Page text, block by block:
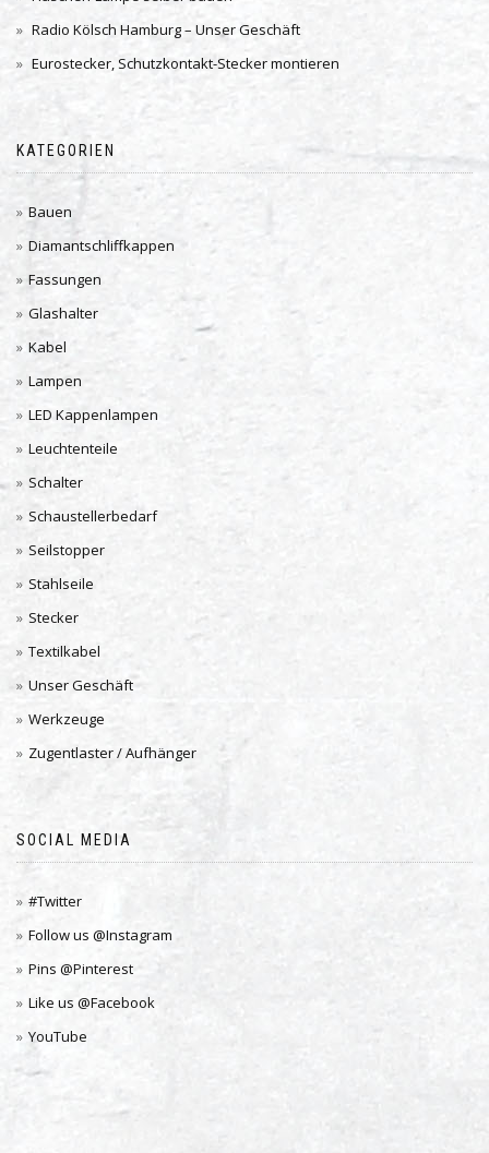
Radio Kölsch Hamburg – Unser Geschäft
Eurostecker, Schutzkontakt-Stecker montieren
KATEGORIEN
Bauen
Diamantschliffkappen
Fassungen
Glashalter
Kabel
Lampen
LED Kappenlampen
Leuchtenteile
Schalter
Schaustellerbedarf
Seilstopper
Stahlseile
Stecker
Textilkabel
Unser Geschäft
Werkzeuge
Zugentlaster / Aufhänger
SOCIAL MEDIA
#Twitter
Follow us @Instagram
Pins @Pinterest
Like us @Facebook
YouTube